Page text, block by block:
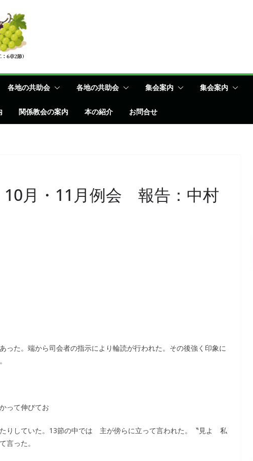
各地の共助会 各地の共助会 集会案内 集会案内
関係教会の案内 本の紹介 お問合せ
月・11月例会 報告：中村
った。端から司会者の指示により輪読が行われた。その後強く印象に
って伸びてお
りしていた。13節の中では 主が傍らに立って言われた。〝見よ 私
言った。